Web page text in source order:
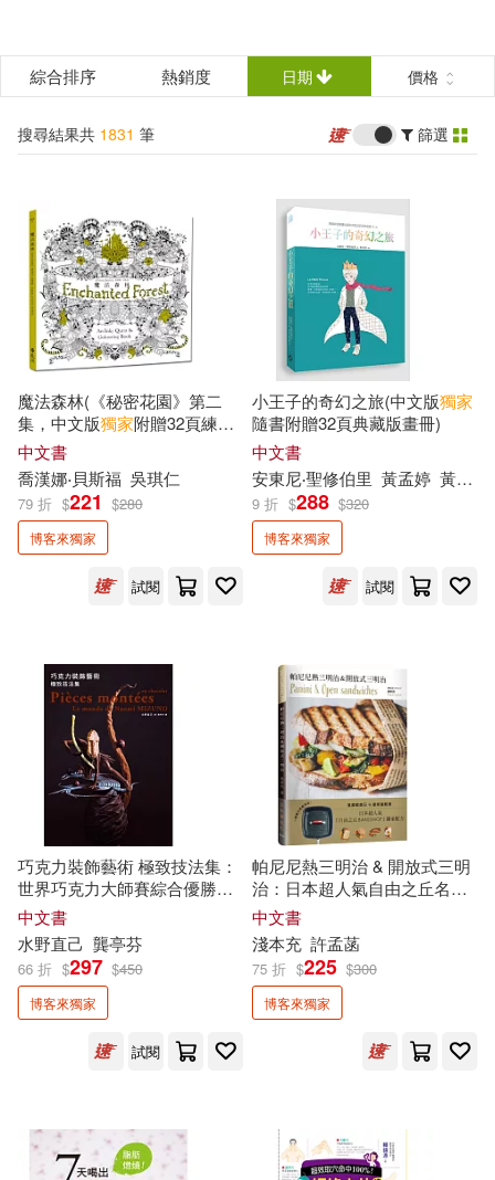
結
分類 (可複選)
所有商品(1989) 圖書(1836)
中文書(1831)
文學小說(549)
商業理財(144) 藝術設計(99)
人文社科(128) 自然科普(28)
心理勵志(167) 醫療保健(32)
旅遊(22)
親子教養(28)
童書/青少年文學(237)
輕小說(26) 漫畫/圖文書(118)
語言學習(177) 考試用書(14)
電腦資訊(6)
(可複選)
宋怡慧(12) 賴世雄(11)
不朽(10)
國際語言中心委員會(9)
懶鬼子英日語編輯群(8)
Hackers Academia(7)
太宰治(7) David Cho(6)
出版社 (可複選)
時報出版(112) 遠流(84)
皇冠(70)
聯經出版公司(42) 臉譜(38)
配送方式 (可複選)
綜合排序 熱銷度 日期 價格
搜尋結果共 1831 筆 篩選
魔法森林(《秘密花園》第二
集，中文版獨家附贈32頁練習
本)
中文書
喬漢娜‧貝斯福 吳琪仁
79 折 $221 $280
博客來獨家
試閱
小王子的奇幻之旅(中文版獨家
隨書附贈32頁典藏版畫冊)
中文書
安東尼‧聖修伯里 黃孟婷 黃筱筠
9 折 $288 $320
博客來獨家
試閱
巧克力裝飾藝術 極致技法集：
世界巧克力大師賽綜合優勝冠
軍獨家
技法!
中文書
水野直己 龔亭芬
66 折 $297 $450
博客來獨家
試閱
帕尼尼熱三明治 & 開放式三明
治：日本超人氣自由之丘名店
獨家配方，一個鍋子就能完成!
中文書
淺本充 許孟菡
75 折 $225 $300
博客來獨家